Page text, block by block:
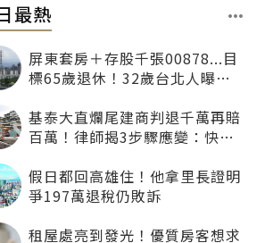
最熱
屏東套房＋存股千張00878...目
標65歲退休！32歲台北人曝：
基泰大直爛尾建商判退千萬再賠
百萬！律師揭3步驟應變：快通
假日都回高雄住！他拿里長證明
爭197萬退稅仍敗訴
租屋處亮到發光！優質房客想求